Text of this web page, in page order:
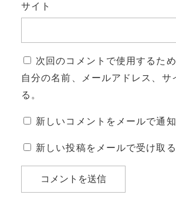
サイト
次回のコメントで使用するた
自分の名前、メールアドレス、サ
る。
新しいコメントをメールで通知
新しい投稿をメールで受け取る